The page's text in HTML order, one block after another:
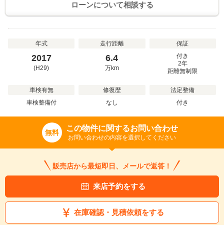
ローンについて相談する
年式
2017
(H29)
走行距離
6.4
万km
保証
付き
2年
距離無制限
車検有無
車検整備付
修復歴
なし
法定整備
付き
無料 この物件に関するお問い合わせ
お問い合わせの内容を選択してください
販売店から最短即日、メールで返答！
来店予約をする
在庫確認・見積依頼をする